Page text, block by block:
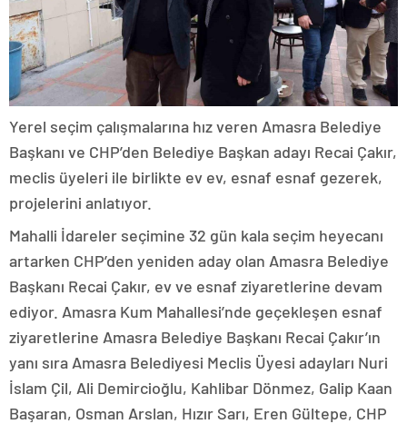
Yerel seçim çalışmalarına hız veren Amasra Belediye
Başkanı ve CHP’den Belediye Başkan adayı Recai Çakır,
meclis üyeleri ile birlikte ev ev, esnaf esnaf gezerek,
projelerini anlatıyor.
Mahalli İdareler seçimine 32 gün kala seçim heyecanı
artarken CHP’den yeniden aday olan Amasra Belediye
Başkanı Recai Çakır, ev ve esnaf ziyaretlerine devam
ediyor. Amasra Kum Mahallesi’nde geçekleşen esnaf
ziyaretlerine Amasra Belediye Başkanı Recai Çakır’ın
yanı sıra Amasra Belediyesi Meclis Üyesi adayları Nuri
İslam Çil, Ali Demircioğlu, Kahlibar Dönmez, Galip Kaan
Başaran, Osman Arslan, Hızır Sarı, Eren Gültepe, CHP